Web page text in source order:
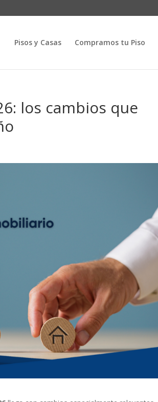
Pisos y Casas Compramos tu Piso
los cambios que